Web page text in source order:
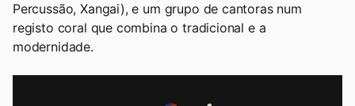
Percussão, Xangai), e um grupo de cantoras num
registo coral que combina o tradicional e a
modernidade.